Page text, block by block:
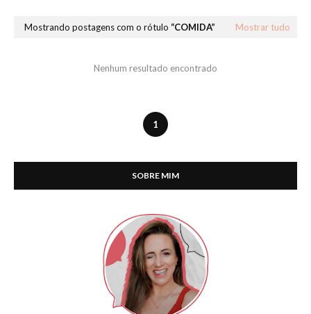
Mostrando postagens com o rótulo COMIDA Mostrar tudo
Nenhum resultado encontrado
1
SOBRE MIM